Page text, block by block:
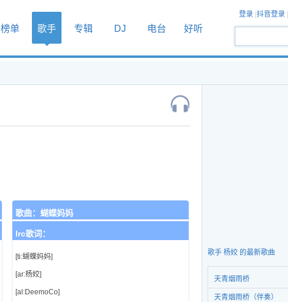
榜单 歌手 专辑 DJ 电台 好听
登录 抖音登录
歌曲： 蝴蝶妈妈
lrc歌词：
[ti:蝴蝶妈妈]
[ar:杨姣]
[al:DeemoCo]
歌手 杨姣 的最新歌曲
天青烟雨桥
天青烟雨桥（伴奏）